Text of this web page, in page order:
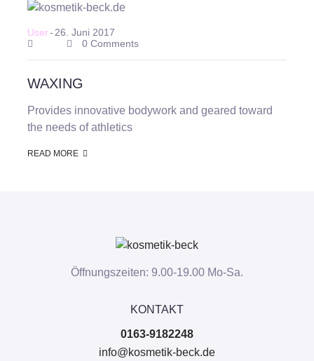
User- 26. Juni 2017
0 Comments
WAXING
Provides innovative bodywork and geared toward
the needs of athletics
READ MORE
Öffnungszeiten: 9.00-19.00 Mo-Sa.
KONTAKT
0163-9182248
info@kosmetik-beck.de